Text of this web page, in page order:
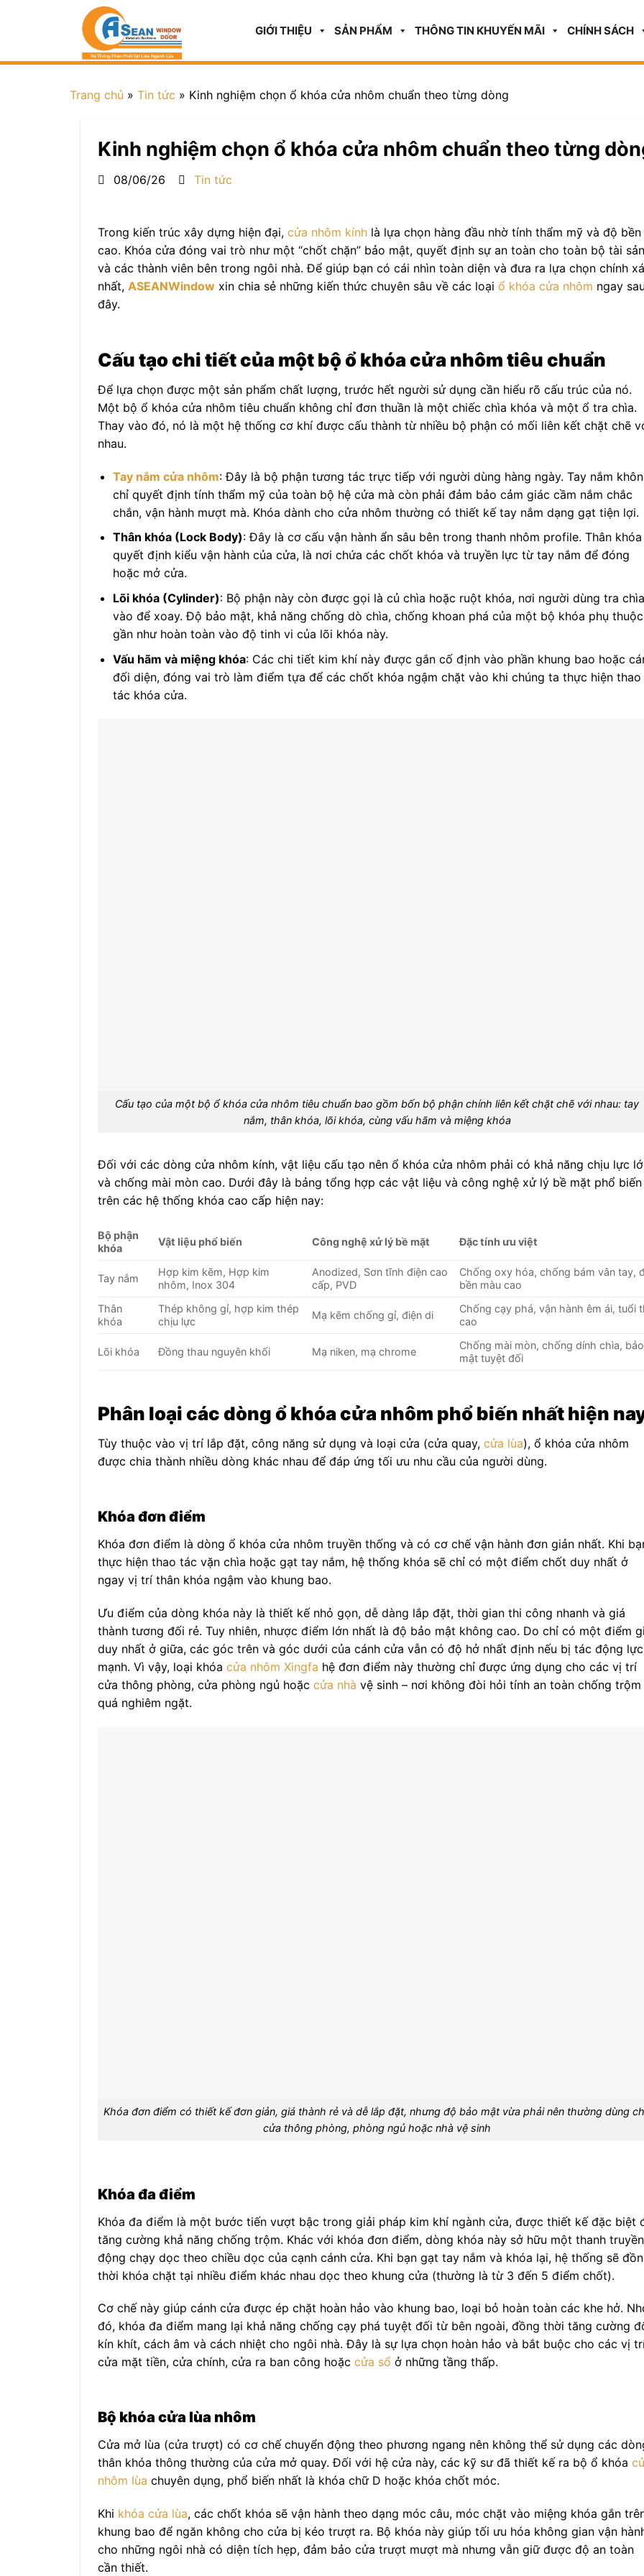
GIỚI THIỆU SẢN PHẨM THÔNG TIN KHUYẾN MÃI CHÍNH SÁCH
Trang chủ » Tin tức » Kinh nghiệm chọn ổ khóa cửa nhôm chuẩn theo từng dòng
Kinh nghiệm chọn ổ khóa cửa nhôm chuẩn theo từng
08/06/26 Tin tức
Trong kiến trúc xây dựng hiện đại, cửa nhôm kính là lựa chọn hàng đầu nhờ tính thẩm mỹ và độ bền
cao. Khóa cửa đóng vai trò như một “chốt chặn” bảo mật, quyết định sự an toàn cho toàn bộ tài sản
và các thành viên bên trong ngôi nhà. Để giúp bạn có cái nhìn toàn diện và đưa ra lựa chọn chính
nhất, ASEANWindow xin chia sẻ những kiến thức chuyên sâu về các loại ổ khóa cửa nhôm ngay
đây.
Cấu tạo chi tiết của một bộ ổ khóa cửa nhôm tiêu chuẩn
Để lựa chọn được một sản phẩm chất lượng, trước hết người sử dụng cần hiểu rõ cấu trúc của nó.
Một bộ ổ khóa cửa nhôm tiêu chuẩn không chỉ đơn thuần là một chiếc chìa khóa và một ổ tra chìa.
Thay vào đó, nó là một hệ thống cơ khí được cấu thành từ nhiều bộ phận có mối liên kết chặt chẽ
nhau.
Tay nắm cửa nhôm: Đây là bộ phận tương tác trực tiếp với người dùng hàng ngày. Tay nắm
chỉ quyết định tính thẩm mỹ của toàn bộ hệ cửa mà còn phải đảm bảo cảm giác cầm nắm chắc
chắn, vận hành mượt mà. Khóa dành cho cửa nhôm thường có thiết kế tay nắm dạng gạt tiện lợi.
Thân khóa (Lock Body): Đây là cơ cấu vận hành ẩn sâu bên trong thanh nhôm profile. Thân khóa
quyết định kiểu vận hành của cửa, là nơi chứa các chốt khóa và truyền lực từ tay nắm để đóng
hoặc mở cửa.
Lõi khóa (Cylinder): Bộ phận này còn được gọi là củ chìa hoặc ruột khóa, nơi người dùng tra chìa
vào để xoay. Độ bảo mật, khả năng chống dò chìa, chống khoan phá của một bộ khóa phụ thuộc
gần như hoàn toàn vào độ tinh vi của lõi khóa này.
Vấu hãm và miệng khóa: Các chi tiết kim khí này được gắn cố định vào phần khung bao hoặc
đối diện, đóng vai trò làm điểm tựa để các chốt khóa ngậm chặt vào khi chúng ta thực hiện thao
tác khóa cửa.
Cấu tạo của một bộ ổ khóa cửa nhôm tiêu chuẩn bao gồm bốn bộ phận chính liên kết chặt chẽ với nhau: tay
nắm, thân khóa, lõi khóa, cùng vấu hãm và miệng khóa
Đối với các dòng cửa nhôm kính, vật liệu cấu tạo nên ổ khóa cửa nhôm phải có khả năng chịu lực
và chống mài mòn cao. Dưới đây là bảng tổng hợp các vật liệu và công nghệ xử lý bề mặt phổ biến
trên các hệ thống khóa cao cấp hiện nay:
Bộ phận
khóa
Vật liệu phổ biến Công nghệ xử lý bề mặt Đặc tính ưu việt
Tay nắm
Hợp kim kẽm, Hợp kim
nhôm, Inox 304
Anodized, Sơn tĩnh điện cao
cấp, PVD
Chống oxy hóa, chống bám vân tay,
bền màu cao
Thân
khóa
Thép không gỉ, hợp kim thép
chịu lực
Mạ kẽm chống gỉ, điện di
Chống cạy phá, vận hành êm ái, tuổi
cao
Lõi khóa Đồng thau nguyên khối Mạ niken, mạ chrome
Chống mài mòn, chống dính chìa, bảo
mật tuyệt đối
Phân loại các dòng ổ khóa cửa nhôm phổ biến nhất hiện
Tùy thuộc vào vị trí lắp đặt, công năng sử dụng và loại cửa (cửa quay, cửa lùa), ổ khóa cửa nhôm
được chia thành nhiều dòng khác nhau để đáp ứng tối ưu nhu cầu của người dùng.
Khóa đơn điểm
Khóa đơn điểm là dòng ổ khóa cửa nhôm truyền thống và có cơ chế vận hành đơn giản nhất. Khi
thực hiện thao tác vặn chìa hoặc gạt tay nắm, hệ thống khóa sẽ chỉ có một điểm chốt duy nhất ở
ngay vị trí thân khóa ngậm vào khung bao.
Ưu điểm của dòng khóa này là thiết kế nhỏ gọn, dễ dàng lắp đặt, thời gian thi công nhanh và giá
thành tương đối rẻ. Tuy nhiên, nhược điểm lớn nhất là độ bảo mật không cao. Do chỉ có một điểm
duy nhất ở giữa, các góc trên và góc dưới của cánh cửa vẫn có độ hở nhất định nếu bị tác động lực
mạnh. Vì vậy, loại khóa cửa nhôm Xingfa hệ đơn điểm này thường chỉ được ứng dụng cho các vị trí
cửa thông phòng, cửa phòng ngủ hoặc cửa nhà vệ sinh – nơi không đòi hỏi tính an toàn chống trộm
quá nghiêm ngặt.
Khóa đơn điểm có thiết kế đơn giản, giá thành rẻ và dễ lắp đặt, nhưng độ bảo mật vừa phải nên thường dùng
cửa thông phòng, phòng ngủ hoặc nhà vệ sinh
Khóa đa điểm
Khóa đa điểm là một bước tiến vượt bậc trong giải pháp kim khí ngành cửa, được thiết kế đặc biệt
tăng cường khả năng chống trộm. Khác với khóa đơn điểm, dòng khóa này sở hữu một thanh truyền
động chạy dọc theo chiều dọc của cạnh cánh cửa. Khi bạn gạt tay nắm và khóa lại, hệ thống sẽ
thời khóa chặt tại nhiều điểm khác nhau dọc theo khung cửa (thường là từ 3 đến 5 điểm chốt).
Cơ chế này giúp cánh cửa được ép chặt hoàn hảo vào khung bao, loại bỏ hoàn toàn các khe hở.
đó, khóa đa điểm mang lại khả năng chống cạy phá tuyệt đối từ bên ngoài, đồng thời tăng cường
kín khít, cách âm và cách nhiệt cho ngôi nhà. Đây là sự lựa chọn hoàn hảo và bắt buộc cho các vị
cửa mặt tiền, cửa chính, cửa ra ban công hoặc cửa sổ ở những tầng thấp.
Bộ khóa cửa lùa nhôm
Cửa mở lùa (cửa trượt) có cơ chế chuyển động theo phương ngang nên không thể sử dụng các
thân khóa thông thường của cửa mở quay. Đối với hệ cửa này, các kỹ sư đã thiết kế ra bộ ổ khóa
nhôm lùa chuyên dụng, phổ biến nhất là khóa chữ D hoặc khóa chốt móc.
Khi khóa cửa lùa, các chốt khóa sẽ vận hành theo dạng móc câu, móc chặt vào miệng khóa gắn
khung bao để ngăn không cho cửa bị kéo trượt ra. Bộ khóa này giúp tối ưu hóa không gian vận
cho những ngôi nhà có diện tích hẹp, đảm bảo cửa trượt mượt mà nhưng vẫn giữ được độ an toàn
cần thiết.